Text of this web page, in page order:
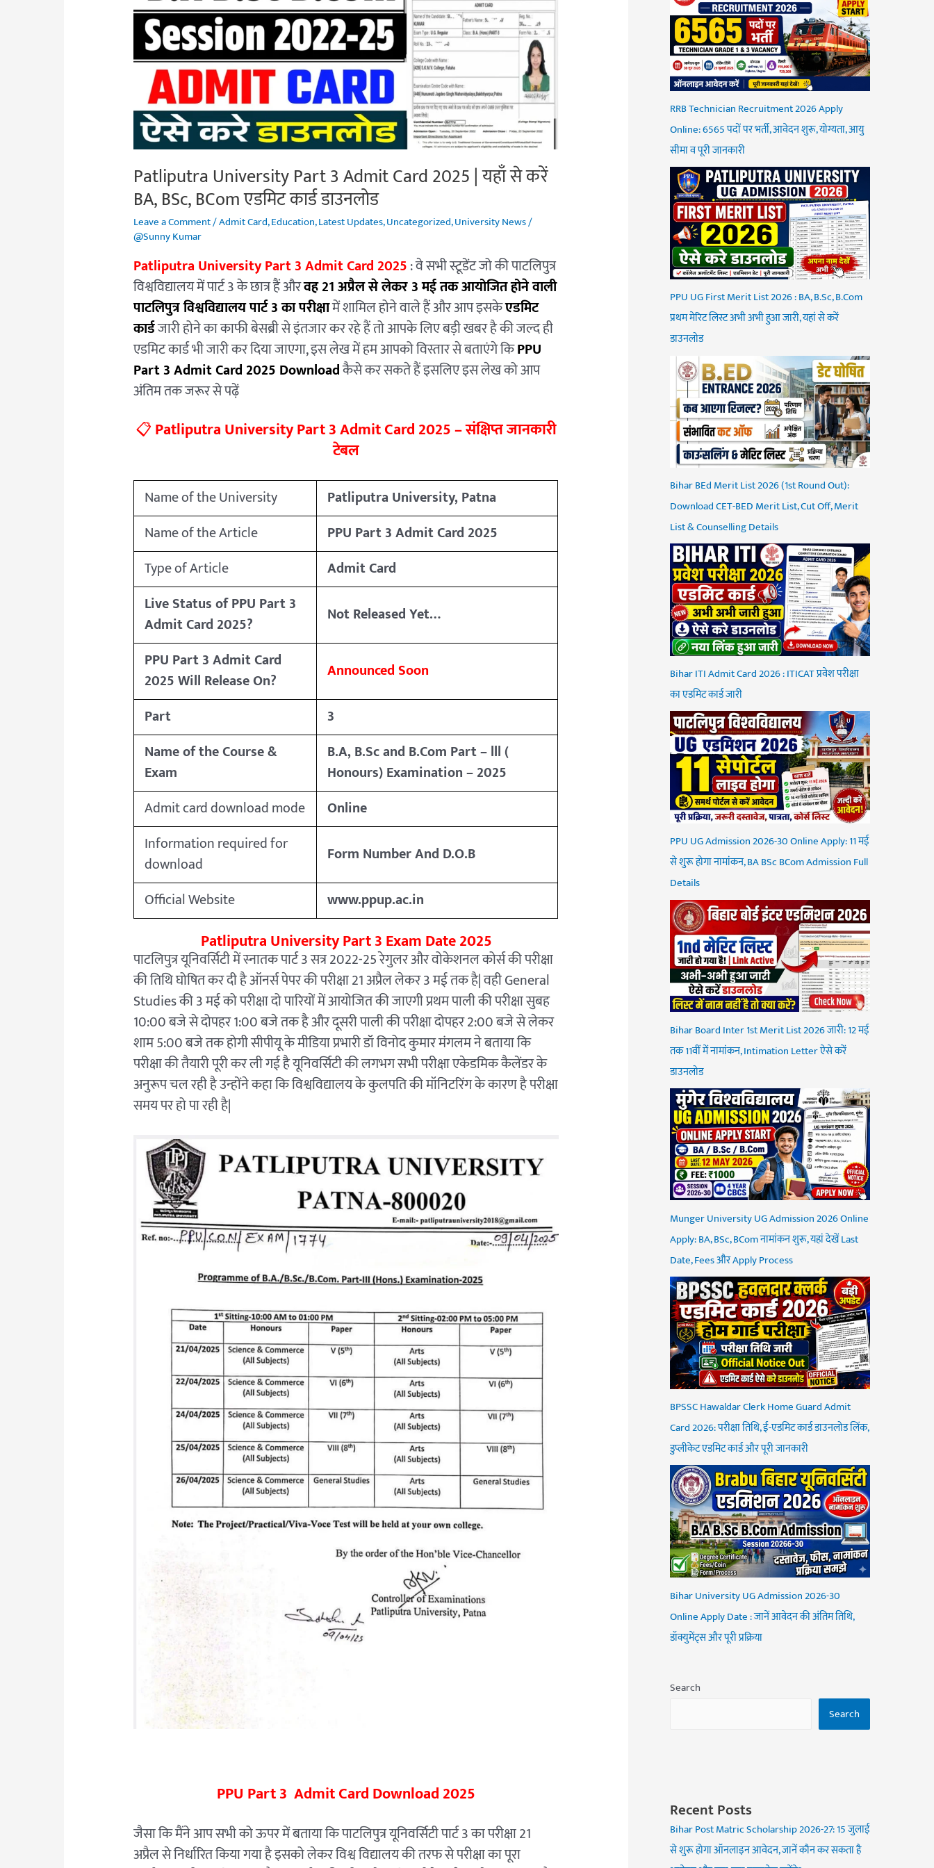
Patliputra University Part 3 Admit Card 2025 | यहाँ से करें
BA, BSc, BCom एडमिट कार्ड डाउनलोड
Leave a Comment/Admit Card,Education,Latest Updates,Uncategorized,University News/
@Sunny Kumar
Patliputra University Part 3 Admit Card 2025: वे सभी स्टूडेंट जो की पाटलिपुत्र
विश्वविद्यालय में पार्ट 3 के छात्र हैं औरवह 21 अप्रैल से लेकर 3 मई तक आयोजित होने वाली
पाटलिपुत्र विश्वविद्यालय पार्ट 3 का परीक्षामें शामिल होने वाले हैं और आप इसकेएडमिट
कार्डजारी होने का काफी बेसब्री से इंतजार कर रहे हैं तो आपके लिए बड़ी खबर है की जल्द ही
एडमिट कार्ड भी जारी कर दिया जाएगा, इस लेख में हम आपको विस्तार से बताएंगे किPPU
Part 3 Admit Card 2025 Downloadकैसे कर सकते हैं इसलिए इस लेख को आप
अंतिम तक जरूर से पढ़ें
📋Patliputra University Part 3 Admit Card 2025 – संक्षिप्त जानकारी
टेबल
Name of the University
Patliputra University, Patna
Name of the Article
PPU Part 3 Admit Card 2025
Type of Article
Admit Card
Live Status of PPU Part 3
Admit Card 2025?
Not Released Yet…
PPU Part 3 Admit Card
2025 Will Release On?
Announced Soon
Part
3
Name of the Course &
Exam
B.A, B.Sc and B.Com Part – lll (
Honours) Examination – 2025
Admit card download mode
Online
Information required for
download
Form Number And D.O.B
Official Website
www.ppup.ac.in
Patliputra University Part 3 Exam Date 2025
पाटलिपुत्र यूनिवर्सिटी में स्नातक पार्ट 3 सत्र 2022-25 रेगुलर और वोकेशनल कोर्स की परीक्षा
की तिथि घोषित कर दी है ऑनर्स पेपर की परीक्षा 21 अप्रैल लेकर 3 मई तक है| वही General
Studies की 3 मई को परीक्षा दो पारियों में आयोजित की जाएगी प्रथम पाली की परीक्षा सुबह
10:00 बजे से दोपहर 1:00 बजे तक है और दूसरी पाली की परीक्षा दोपहर 2:00 बजे से लेकर
शाम 5:00 बजे तक होगी सीपीयू के मीडिया प्रभारी डॉ विनोद कुमार मंगलम ने बताया कि
परीक्षा की तैयारी पूरी कर ली गई है यूनिवर्सिटी की लगभग सभी परीक्षा एकेडमिक कैलेंडर के
अनुरूप चल रही है उन्होंने कहा कि विश्वविद्यालय के कुलपति की मॉनिटरिंग के कारण है परीक्षा
समय पर हो पा रही है|
PPU Part 3 Admit Card Download 2025
जैसा कि मैंने आप सभी को ऊपर में बताया कि पाटलिपुत्र यूनिवर्सिटी पार्ट 3 का परीक्षा 21
अप्रैल से निर्धारित किया गया है इसको लेकर विश्व विद्यालय की तरफ से परीक्षा का पूरा
Card
2025
|
करें
BA,
BSc,
BCom
एडमिट
कार्ड
डाउनलोड
RRB Technician Recruitment 2026 Apply
Online: 6565 पदों पर भर्ती, आवेदन शुरू, योग्यता, आयु
सीमा व पूरी जानकारी
PPU UG First Merit List 2026 : BA, B.Sc, B.Com
प्रथम मेरिट लिस्ट अभी अभी हुआ जारी, यहां से करें
डाउनलोड
Bihar BEd Merit List 2026 (1st Round Out):
Download CET-BED Merit List, Cut Off, Merit
List & Counselling Details
Bihar ITI Admit Card 2026 : ITICAT प्रवेश परीक्षा
का एडमिट कार्ड जारी
PPU UG Admission 2026-30 Online Apply: 11 मई
से शुरू होगा नामांकन, BA BSc BCom Admission Full
Details
Bihar Board Inter 1st Merit List 2026 जारी: 12 मई
तक 11वीं में नामांकन, Intimation Letter ऐसे करें
डाउनलोड
Munger University UG Admission 2026 Online
Apply: BA, BSc, BCom नामांकन शुरू, यहां देखें Last
Date, Fees और Apply Process
BPSSC Hawaldar Clerk Home Guard Admit
Card 2026: परीक्षा तिथि, ई-एडमिट कार्ड डाउनलोड लिंक,
डुप्लीकेट एडमिट कार्ड और पूरी जानकारी
Bihar University UG Admission 2026-30
Online Apply Date : जानें आवेदन की अंतिम तिथि,
डॉक्युमेंट्स और पूरी प्रक्रिया
Search
Search
Recent Posts
Bihar Post Matric Scholarship 2026-27: 15 जुलाई
से शुरू होगा ऑनलाइन आवेदन, जानें कौन कर सकता है